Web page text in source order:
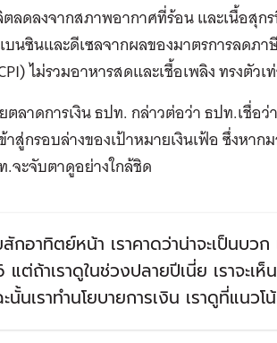
ลดลงจากสภาพอากาศที่ร้อน และเนื้อสุก
บนซินและดีเซลจากผลของมาตรการลด
ไม่รวมอาหารสดและเชื้อเพลิง ทรงตัว
ลาดการเงิน ธปท. กล่าวต่อว่า ธปท.เชื่อ
สู่กรอบล่างของเป้าหมายเงินเฟ้อ ซึ่งหาก
จะจับตาดูอย่างใกล้ชิด
สักอาทิตย์หน้า เราคาดว่าน่าจะเป็นบว
ต่ถ้าเราดูในช่วงปลายปีเนี่ย เราจะเห็
นั้นเราทำนโยบายการเงิน เราดูที่แนวโ